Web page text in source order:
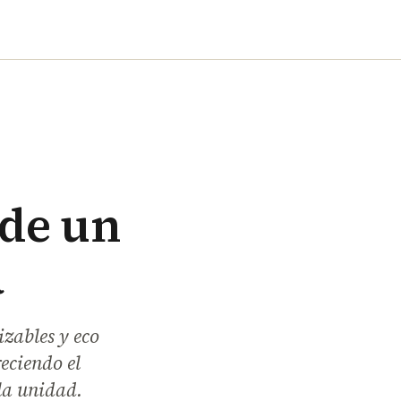
un
y eco
el
unidad.